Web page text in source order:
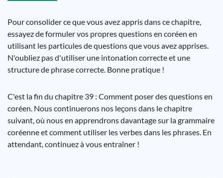
Pour consolider ce que vous avez appris dans ce chapitre,
essayez de formuler vos propres questions en coréen en
utilisant les particules de questions que vous avez apprises.
N'oubliez pas d'utiliser une intonation correcte et une
structure de phrase correcte. Bonne pratique !
C'est la fin du chapitre 39 : Comment poser des questions en
coréen. Nous continuerons nos leçons dans le chapitre
suivant, où nous en apprendrons davantage sur la grammaire
coréenne et comment utiliser les verbes dans les phrases. En
attendant, continuez à vous entraîner !